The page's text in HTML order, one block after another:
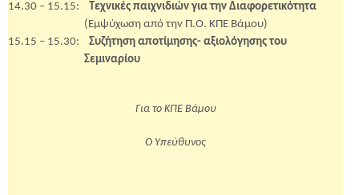
14.30 – 15.15:
Τεχνικές παιχνιδιών για την Διαφορετικότητα
(Εμψύχωση από την Π.Ο. ΚΠΕ Βάμου)
15.15 – 15.30:
Συζήτηση αποτίμησης- αξιολόγησης του
Σεμιναρίου
Για το ΚΠΕ Βάμου
Ο Υπεύθυνος